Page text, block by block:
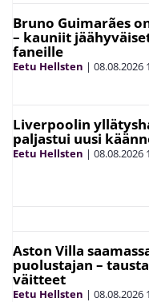
Bruno Guimarães
– kauniit
faneille
Eetu Hellsten | 08.08.2026
Liverpoolin
paljastui uusi
Eetu Hellsten | 08.08.2026
Aston Villa
puolustajan –
väitteet
Eetu Hellsten | 08.08.2026